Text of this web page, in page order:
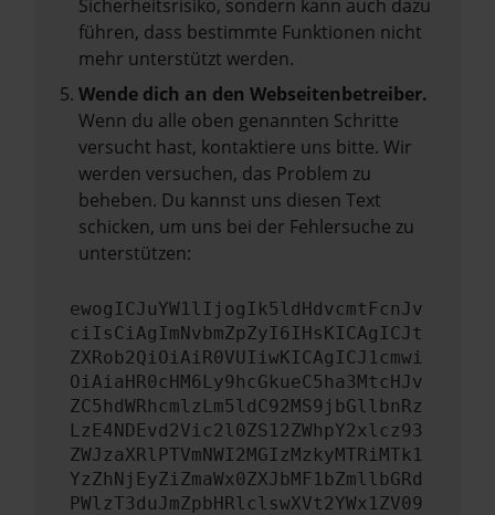
Sicherheitsrisiko, sondern kann auch dazu
führen, dass bestimmte Funktionen nicht
mehr unterstützt werden.
Wende dich an den Webseitenbetreiber.
Wenn du alle oben genannten Schritte
versucht hast, kontaktiere uns bitte. Wir
werden versuchen, das Problem zu
beheben. Du kannst uns diesen Text
schicken, um uns bei der Fehlersuche zu
unterstützen:
ewogICJuYW1lIjogIk5ldHdvcmtFcnJv
ciIsCiAgImNvbmZpZyI6IHsKICAgICJt
ZXRob2QiOiAiR0VUIiwKICAgICJ1cmwi
OiAiaHR0cHM6Ly9hcGkueC5ha3MtcHJv
ZC5hdWRhcmlzLm5ldC92MS9jbGllbnRz
LzE4NDEvd2Vic2l0ZS12ZWhpY2xlcz93
ZWJzaXRlPTVmNWI2MGIzMzkyMTRiMTk1
YzZhNjEyZiZmaWx0ZXJbMF1bZmllbGRd
PWlzT3duJmZpbHRlclswXVt2YWx1ZV09